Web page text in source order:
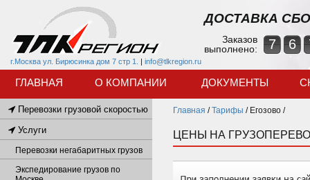
г.Москва ул. Бирюсинка дом 7 стр 1. | info@tlkregion.ru
ДОСТАВКА
Заказов
выполнено:
7 6
ГЛАВНАЯ О КОМПАНИИ ДОКУМЕНТЫ
Главная /Тарифы / Егозово /
ЦЕНЫ НА
Перевозки грузовой скоростью
Услуги
Перевозки негабаритных грузов
Экспедирование грузов по